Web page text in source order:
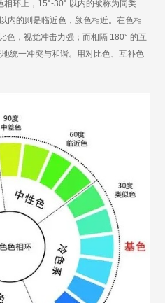
环上， 15°-30° 以内的被称为同类
内的则是临近色，颜色相近。在色相
色，视觉冲击力强；而相隔 180° 的互
统一冲突与和谐。用对比色、互补色